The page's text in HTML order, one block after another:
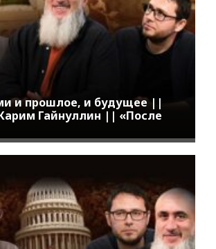
и прошлое, и будущее ||
Гайнуллин || «После